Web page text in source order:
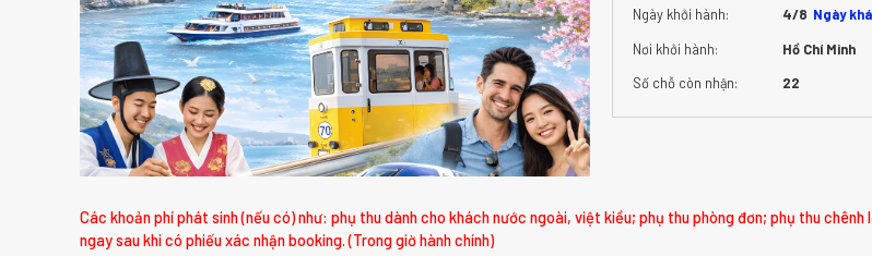
Ngày khởi hành:
4/8 Ngày
Nơi khởi hành:
Hồ Chí Minh
Số chỗ còn nhận:
22
Các khoản phí phát sinh (nếu có) như: phụ thu dành cho khách nước ngoài, việt kiều; phụ thu phòng đơn; phụ thu
ngay sau khi có phiếu xác nhận booking. (Trong giờ hành chính)